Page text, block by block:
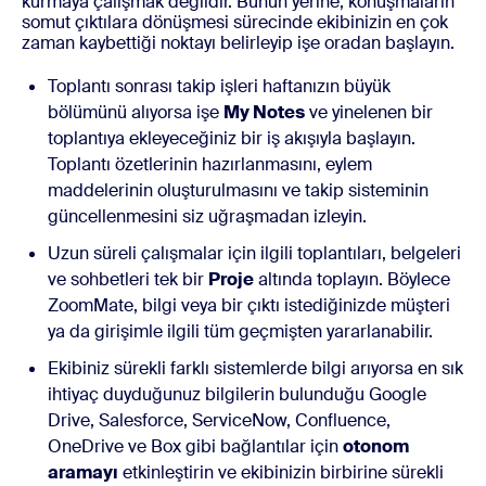
somut çıktılara dönüşmesi sürecinde ekibinizin en çok
zaman kaybettiği noktayı belirleyip işe oradan başlayın.
Toplantı sonrası takip işleri haftanızın büyük
bölümünü alıyorsa işe My Notesve yinelenen bir
toplantıya ekleyeceğiniz bir iş akışıyla başlayın.
Toplantı özetlerinin hazırlanmasını, eylem
maddelerinin oluşturulmasını ve takip sisteminin
güncellenmesini siz uğraşmadan izleyin.
Uzun süreli çalışmalar için ilgili toplantıları, belgeleri
ve sohbetleri tek bir Projealtında toplayın. Böylece
ZoomMate, bilgi veya bir çıktı istediğinizde müşteri
ya da girişimle ilgili tüm geçmişten yararlanabilir.
Ekibiniz sürekli farklı sistemlerde bilgi arıyorsa en sık
ihtiyaç duyduğunuz bilgilerin bulunduğu Google
Drive, Salesforce, ServiceNow, Confluence,
OneDrive ve Box gibi bağlantılar içinotonom
aramayı etkinleştirin ve ekibinizin birbirine sürekli